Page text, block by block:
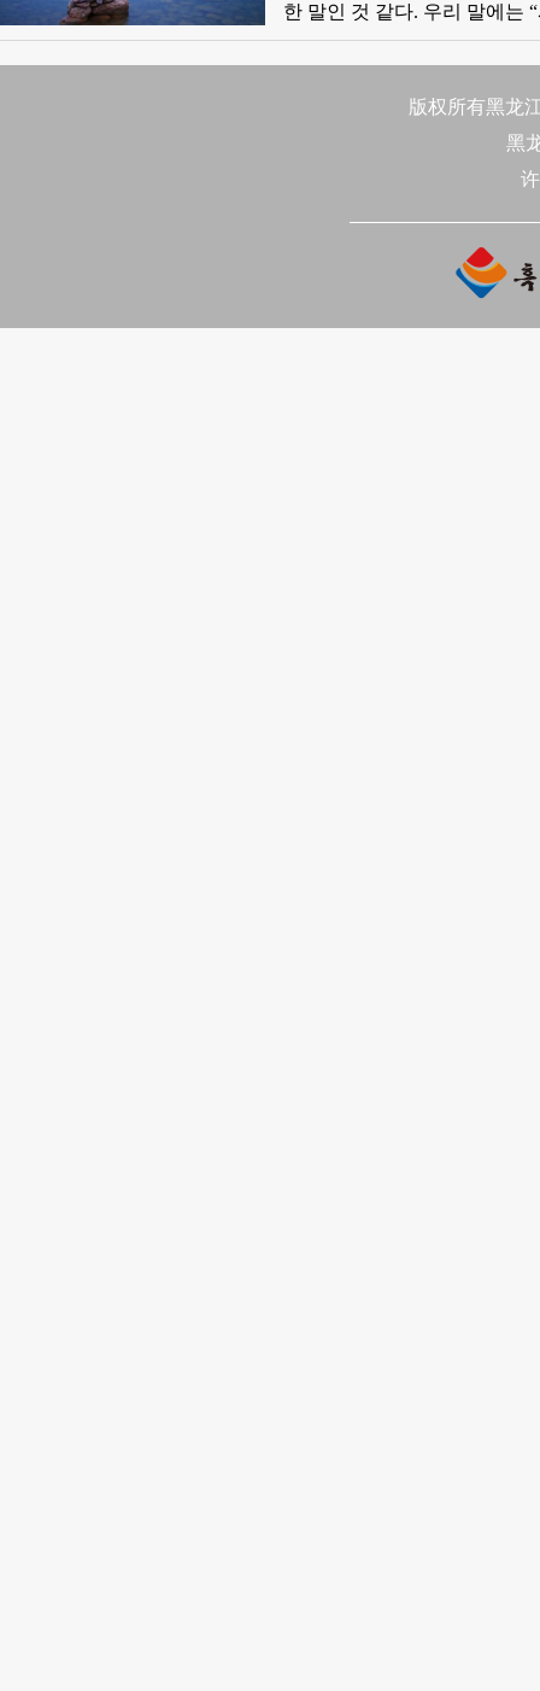
한 말인 것 같다. 우리 말에는 “사촌이 기와집을 지으면 배가 아프다”는 속담이 있다. 질투심을 잘 표현
한 말이라 하겠다. 왜 하필이
있을 것이다. 그 답을 찾기 위하여 아래
을 때 생겨나는 심리 불평형
版权所有黑龙
黑